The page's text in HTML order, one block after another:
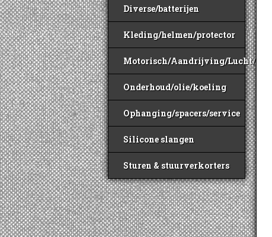
Diverse/batterijen
Kleding/helmen/protector
Motorisch/Aandrijving/Lucht/
Onderhoud/olie/koeling
Ophanging/spacers/service
Silicone slangen
Sturen & stuurverkorters